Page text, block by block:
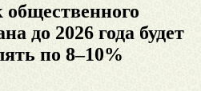
до 2026 года будет
по 8–10%